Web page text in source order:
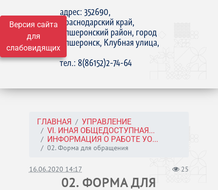
Версия сайта
для
слабовидящих
адрес: 352690,
Краснодарский край,
Апшеронский район, город
Апшеронск, Клубная улица,
15
тел.: 8(86152)2-74-64
ГЛАВНАЯ
УПРАВЛЕНИЕ
VI. ИНАЯ ОБЩЕДОСТУПНАЯ...
ИНФОРМАЦИЯ О РАБОТЕ УО...
02. Форма для обращения
16.06.2020 14:17 25
02. ФОРМА ДЛЯ